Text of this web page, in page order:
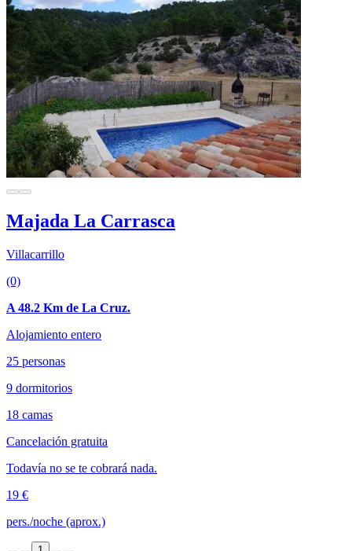
Majada La Carrasca
Villacarrillo
(0)
A 48.2 Km de La Cruz.
Alojamiento entero
25 personas
9 dormitorios
18 camas
Cancelación gratuita
Todavía no se te cobrará nada.
19 €
pers./noche (aprox.)